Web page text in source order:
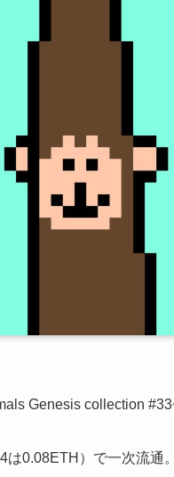
Genesis collection
は0.08ETH）で一次流通。